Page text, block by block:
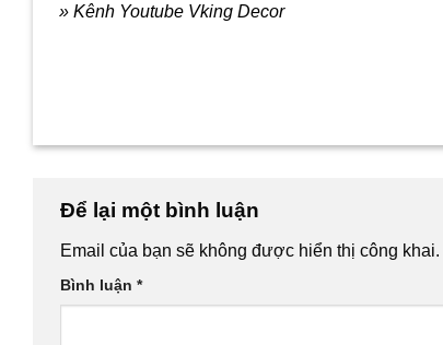
» Kênh Youtube Vking Decor
Để lại một bình luận
Email của bạn sẽ không được hiển thị công khai.
Bình luận *